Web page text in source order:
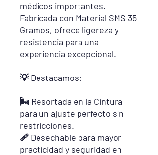
médicos importantes.
Fabricada con Material SMS 35
Gramos, ofrece ligereza y
resistencia para una
experiencia excepcional.
💡 Destacamos:
🌬️ Resortada en la Cintura
para un ajuste perfecto sin
restricciones.
🩹 Desechable para mayor
practicidad y seguridad en